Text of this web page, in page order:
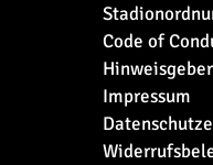
Code of
Impressum